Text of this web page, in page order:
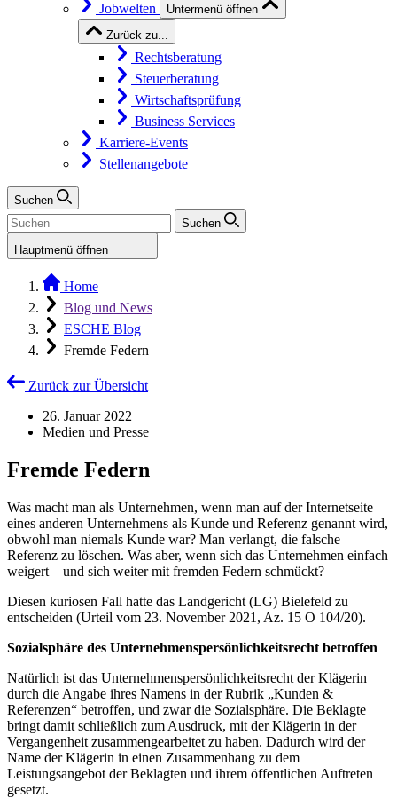
Jobwelten
Untermenü öffnen
Zurück zu...
Rechtsberatung
Steuerberatung
Wirtschaftsprüfung
Business Services
Karriere-Events
Stellenangebote
Suchen
Suchen
Hauptmenü öffnen
Home
Blog und News
ESCHE Blog
Fremde Federn
Zurück zur Übersicht
26. Januar 2022
Medien und Presse
Fremde Federn
Was macht man als Unternehmen, wenn man auf der Internetseite
eines anderen Unternehmens als Kunde und Referenz genannt wird,
obwohl man niemals Kunde war? Man verlangt, die falsche
Referenz zu löschen. Was aber, wenn sich das Unternehmen einfach
weigert – und sich weiter mit fremden Federn schmückt?
Diesen kuriosen Fall hatte das Landgericht (LG) Bielefeld zu
entscheiden (Urteil vom 23. November 2021, Az. 15 O 104/20).
Sozialsphäre des Unternehmenspersönlichkeitsrecht betroffen
Natürlich ist das Unternehmenspersönlichkeitsrecht der Klägerin
durch die Angabe ihres Namens in der Rubrik „Kunden &
Referenzen“ betroffen, und zwar die Sozialsphäre. Die Beklagte
bringt damit schließlich zum Ausdruck, mit der Klägerin in der
Vergangenheit zusammengearbeitet zu haben. Dadurch wird der
Name der Klägerin in einen Zusammenhang zu dem
Leistungsangebot der Beklagten und ihrem öffentlichen Auftreten
gesetzt.